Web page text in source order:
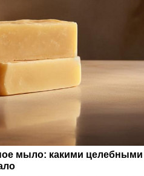
мыло: какими целебными